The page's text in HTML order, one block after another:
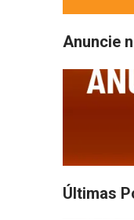
Anuncie
Últimas